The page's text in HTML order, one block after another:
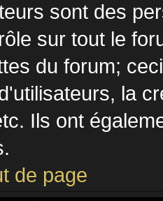
sont des
sur tout le
du forum;
la
Ils ont
de page